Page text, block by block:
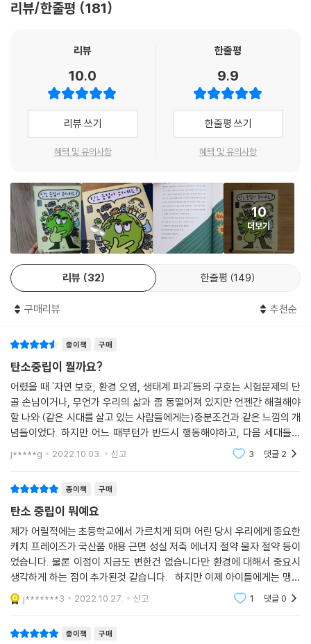
탄소 중립이 무엇이고 왜 중요하며 어떻게 달성할 수 있는지 알려 주는 길
르지 않고, 지금의 기후 위기가 인류가 만든 문제이기에 인류가 해결의 열
쇠를 쥐고 있음을 명확히 하면서 어떻게 함께 문제를 풀어 갈 수 있을지 친
철하게 안내하고 있어요.
탄소 중립 전문가가 꼼꼼히 감수한 책
이 책은 그동안 수많은 환경책을 쓴 장성익 작가님이 조금은 어려울 수 있
기에 대해서 그리고 탄소 중립에 대해서 친절히 알려 주는 것에 그치지 않
고 우리 어린이들이 탄소 중립을 위해 어떤 일을 해야하는지도 알려 주지
요.
특히 기후 위기와 탄소 중립을 ‘정의’의 관점에서도 되돌아보는 내용을 담
고 있어요. 온실가스를 마구 배출해서 지금의 기후 위기를 만든 것은 선진
국들인데 기후 위기의 피해를 보는 것은 가난하고 힘없는 나라들이거든요.
이건 옳지 않잖아요. 그래서 기후 정의의 관점에서 기후 위기 사태를 어떻
게 극복하고 탄소 중립을 이룰 수 있는지에 대해서도 깊이 생각해 볼 수 있
지난 2020년 12월에 우리나라는 2050년까지 탄소 중립을 이루겠다는
선언을 했어요. 탄소 중립은 어렵지만 피할 수 없는 과제이기 때문이지요.
이 탄소 중립 사회로 가는 길에 필요한 주요 정책과 계획에 관한 사항을 심
의하고 의결하는 기관으로 ‘2050 탄소중립위원회’를 만들었고요. 이 책은
바로 2050 탄소중립위원회의 민간 위원장인 윤순진 서울대 환경대학원
교수님이 꼼꼼하게 내용을 감수하고 추천해 주셨답니다. 탄소 중립을 실천
하고 지구를 살리는 길, 『탄소 중립이 뭐예요?』이 안내할게요.
리뷰/한줄평 181
리뷰
10.0
리뷰 쓰기
혜택 및 유의사항
한줄평
9.9
한줄평 쓰기
혜택 및 유의사항
2
10
더보기
리뷰 32 한줄평 149
구매리뷰 추천순
종이책 구매
탄소중립이 뭘까요?
어렸을 때 '자연 보호, 환경 오염, 생태계 파괴'등의 구호는 시험문제의 단
골 손님이거나, 무언가 우리의 삶과 좀 동떨어져 있지만 언젠간 해결해야
할 나와 (같은 시대를 살고 있는 사람들에게는)충분조건과 같은 느낌의 개
념들이었다. 하지만 어느 때부턴가 반드시 행동해야하고, 다음 세대들을
위해 지켜야할 과제로 훅~! 다가와버린 느낌이다. 우리집의 어린이를 위
해서 구입하기도
j*****g 2022.10.03. 신고 3 댓글 2
종이책 구매
탄소 중립이 뭐예요
제가 어릴적에는 초등학교에서 가르치게 되며 어린 당시 우리에게 중요한
캐치 프레이즈가 국산품 애용 근면 성실 저축 에너지 절약 물자 절약 등이
었습니다. 물론 이점이 지금도 변한건 없습니다만 환경에 대해서 중요시
생각하게 하는 점이 추가된것 같습니다. 하지만 이제 아이들에게는 맹목
적 환경운동이 자칫 산업과 나라 전반에 꼭 이득이 되지 않을수도 있다는
점을 잘
j*******3 2022.10.27. 신고 1 댓글0
종이책 구매